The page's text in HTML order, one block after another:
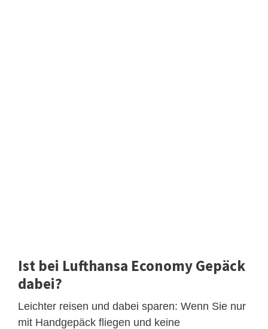
Ist bei Lufthansa Economy Gepäck
dabei?
Leichter reisen und dabei sparen: Wenn Sie nur
mit Handgepäck fliegen und keine